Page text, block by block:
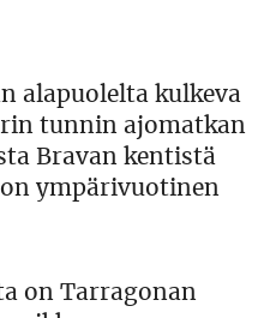
alapuolelta kulkeva
tunnin ajomatkan
Bravan kentistä
ympärivuotinen
on Tarragonan